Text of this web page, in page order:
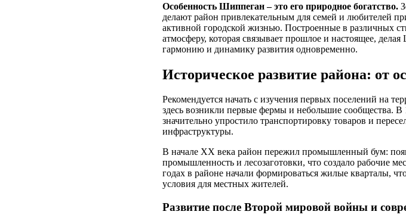
Особенность Шиппеган – это его природное богатство.
делают район привлекательным для семей и любителей
активной городской жизнью. Построенные в различных
атмосферу, которая связывает прошлое и настоящее,
гармонию и динамику развития одновременно.
Историческое развитие района: от
Рекомендуется начать с изучения первых поселений на
здесь возникли первые фермы и небольшие сообщества.
значительно упростило транспортировку товаров и
инфраструктуры.
В начале XX века район пережил промышленный бум:
промышленность и лесозаготовки, что создало рабочие
годах в районе начали формироваться жилые кварталы,
условия для местных жителей.
Развитие после Второй мировой войны и